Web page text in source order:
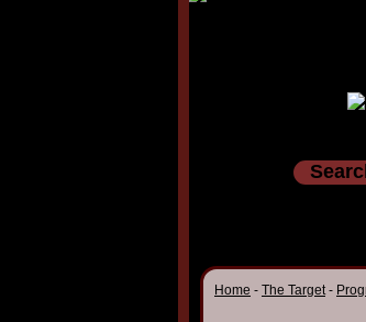
Home - The Target-